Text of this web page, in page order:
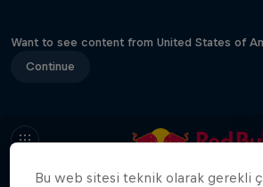
Want to see content from United States of
Continue
Bu web sitesi teknik olarak gerekli